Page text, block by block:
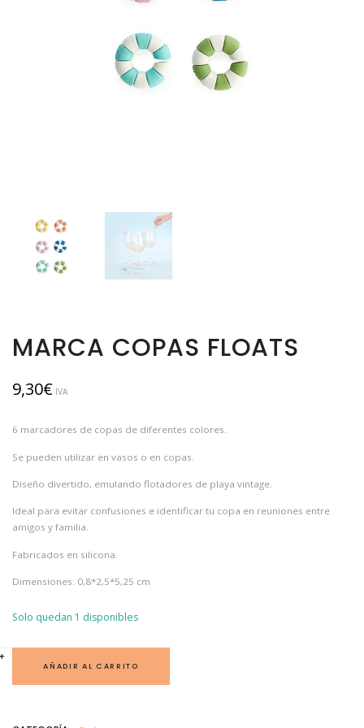
MARCA COPAS FLOATS
9,30€ IVA
6 marcadores de copas de diferentes colores.
Se pueden utilizar en vasos o en copas.
Diseño divertido, emulando flotadores de playa vintage.
Ideal para evitar confusiones e identificar tu copa en reuniones entre
amigos y familia.
Fabricados en silicona.
Dimensiones: 0,8*2,5*5,25 cm
Solo quedan 1 disponibles
C
-
AÑADIR AL CARRITO